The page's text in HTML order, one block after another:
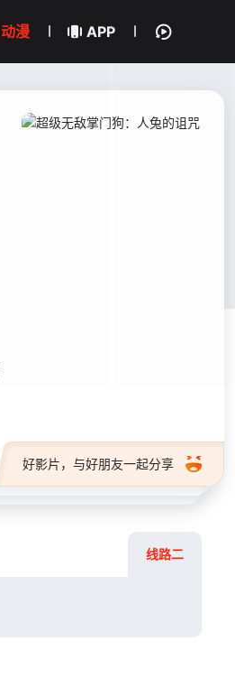
动漫 APP
好影片，与好朋友一起分享
线路二